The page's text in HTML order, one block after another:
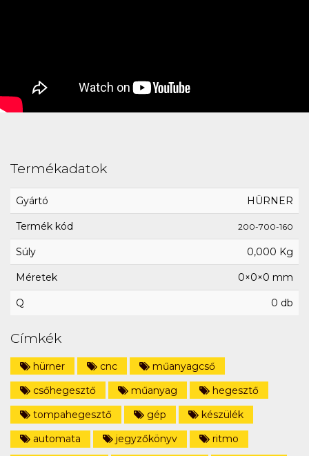
Termékadatok
Gyártó HÜRNER
Termék kód 200-700-160
Súly 0,000 Kg
Méretek 0×0×0 mm
Q 0 db
Címkék
hürner cnc
műanyagcső
csőhegesztő
műanyag
hegesztő
tompahegesztő
gép
készülék
automata
jegyzőkönyv
ritmo